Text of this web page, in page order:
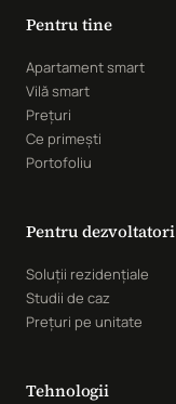
Pentru tine
Apartament smart
Vilă smart
Prețuri
Ce primești
Portofoliu
Pentru dezvoltatori
Soluții rezidențiale
Studii de caz
Prețuri pe unitate
Tehnologii